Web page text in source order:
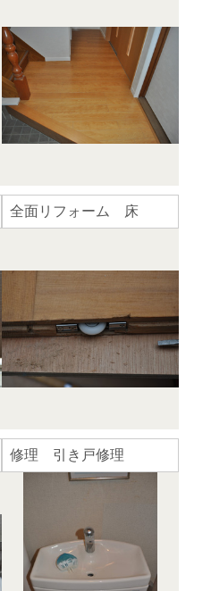
全面リフォーム 床
修理 引き戸修理